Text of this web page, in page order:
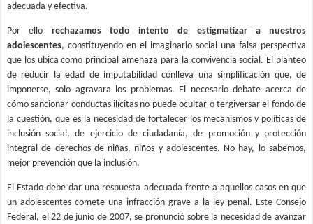
adecuada y efectiva.
Por ello rechazamos todo intento de estigmatizar a nuestros
adolescentes, constituyendo en el imaginario social una falsa perspectiva
que los ubica como principal amenaza para la convivencia social. El planteo
de reducir la edad de imputabilidad conlleva una simplificación que, de
imponerse, solo agravara los problemas. El necesario debate acerca de
cómo sancionar conductas ilícitas no puede ocultar o tergiversar el fondo de
la cuestión, que es la necesidad de fortalecer los mecanismos y políticas de
inclusión social, de ejercicio de ciudadanía, de promoción y protección
integral de derechos de niñas, niños y adolescentes. No hay, lo sabemos,
mejor prevención que la inclusión.
El Estado debe dar una respuesta adecuada frente a aquellos casos en que
un adolescentes comete una infracción grave a la ley penal. Este Consejo
Federal, el 22 de junio de 2007, se pronunció sobre la necesidad de avanzar